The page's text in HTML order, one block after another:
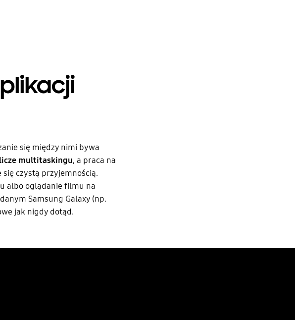
się między nimi bywa
multitaskingu, a praca na
czystą przyjemnością.
albo oglądanie filmu na
Samsung Galaxy (np.
jak nigdy dotąd.